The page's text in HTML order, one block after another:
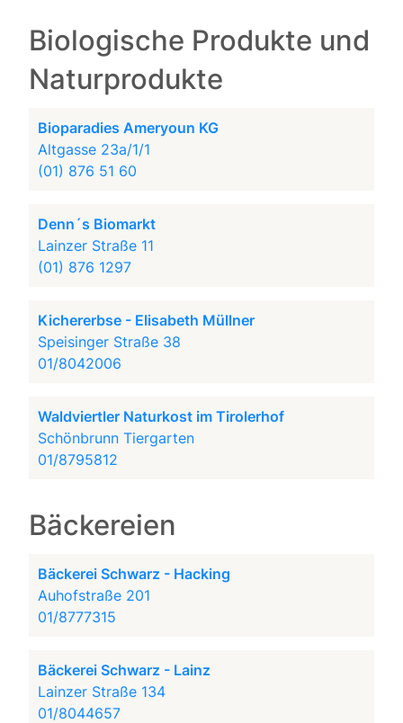
Biologische Produkte und
Naturprodukte
Bioparadies Ameryoun KG
Altgasse 23a/1/1
(01) 876 51 60
Denn´s Biomarkt
Lainzer Straße 11
(01) 876 1297
Kichererbse - Elisabeth Müllner
Speisinger Straße 38
01/8042006
Waldviertler Naturkost im Tirolerhof
Schönbrunn Tiergarten
01/8795812
Bäckereien
Bäckerei Schwarz - Hacking
Auhofstraße 201
01/8777315
Bäckerei Schwarz - Lainz
Lainzer Straße 134
01/8044657